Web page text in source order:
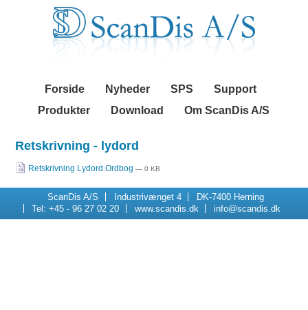
Navigation
Forside Nyheder SPS
Support
Produkter
Download Om ScanDis A/S
Retskrivning - lydord
Retskrivning Lydord.Ordbog— 0 KB
ScanDis A/S Industrivænget 4
DK-7400 Herning
Tel: +45 - 96 27 02 20
www.scandis.dk info@scandis.dk